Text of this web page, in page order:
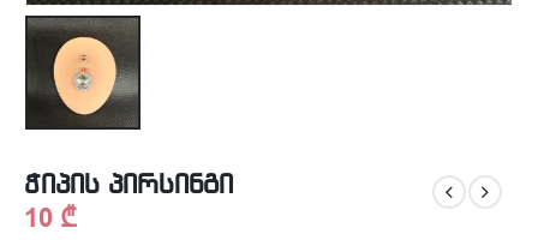
ჭიპის პირსინგი
10 ₾